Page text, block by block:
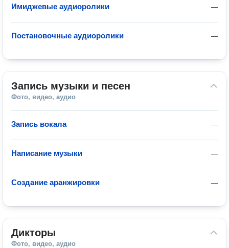
—
Имиджевые аудиоролики
—
Постановочные аудиоролики
Запись музыки и песен
Фото, видео, аудио
—
Запись вокала
—
Написание музыки
—
Создание аранжировки
Дикторы
Фото, видео, аудио